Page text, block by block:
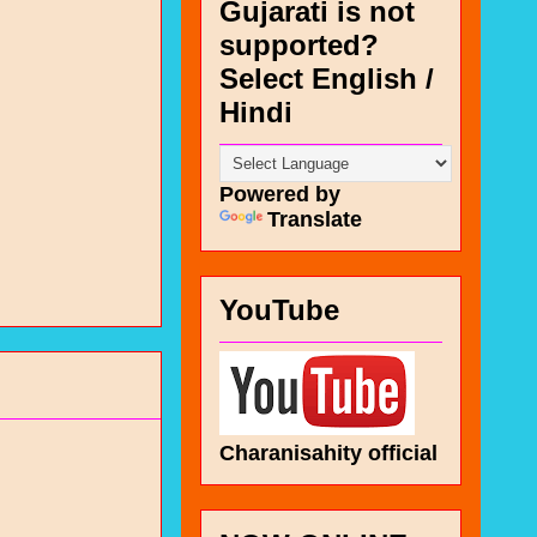
Gujarati is not
supported?
Select English /
Hindi
Powered by
Translate
YouTube
Charanisahity official